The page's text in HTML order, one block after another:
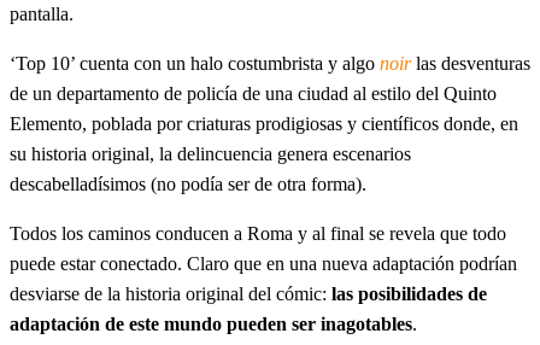
pantalla.
‘Top 10’ cuenta con un halo costumbrista y algo noirlas desventuras
de un departamento de policía de una ciudad al estilo del Quinto
Elemento, poblada por criaturas prodigiosas y científicos donde, en
su historia original, la delincuencia genera escenarios
descabelladísimos (no podía ser de otra forma).
Todos los caminos conducen a Roma y al final se revela que todo
puede estar conectado. Claro que en una nueva adaptación podrían
desviarse de la historia original del cómic: las posibilidades de
adaptación de este mundo pueden ser inagotables.